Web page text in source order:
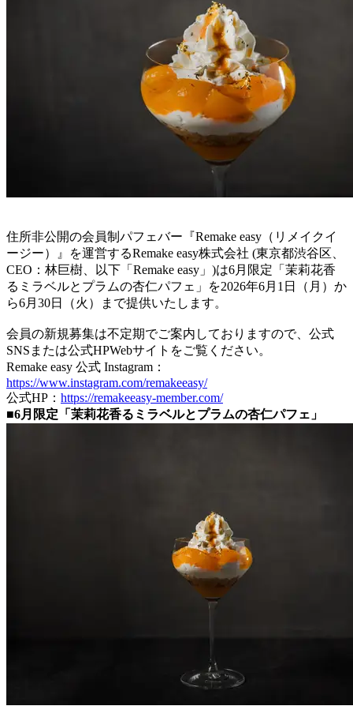
住所非公開の会員制パフェバー『Remake easy（リメイクイ
ージー）』を運営するRemake easy株式会社 (東京都渋谷区、
CEO：林巨樹、以下「Remake easy」)は6月限定「茉莉花香
るミラベルとプラムの杏仁パフェ」を2026年6月1日（月）か
ら6月30日（火）まで提供いたします。
会員の新規募集は不定期でご案内しておりますので、公式
SNSまたは公式HPWebサイトをご覧ください。
Remake easy 公式 Instagram：
https://www.instagram.com/remakeeasy/
公式HP： https://remakeeasy-member.com/
■6月限定「茉莉花香るミラベルとプラムの杏仁パフェ」